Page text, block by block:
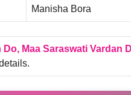
Manisha Bora
Maa Saraswati Vardan